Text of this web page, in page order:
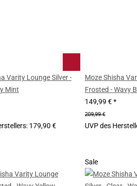
Varity Lounge Silver -
Mint
: 179,90 €
Moze Shisha
Frosted - Wavy
149,99 €*
209,99 €
UVP des
Sale